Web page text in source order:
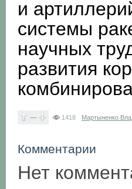
и
системы
научных
развития
— 1418 Мартыненко
Комментарии
Нет